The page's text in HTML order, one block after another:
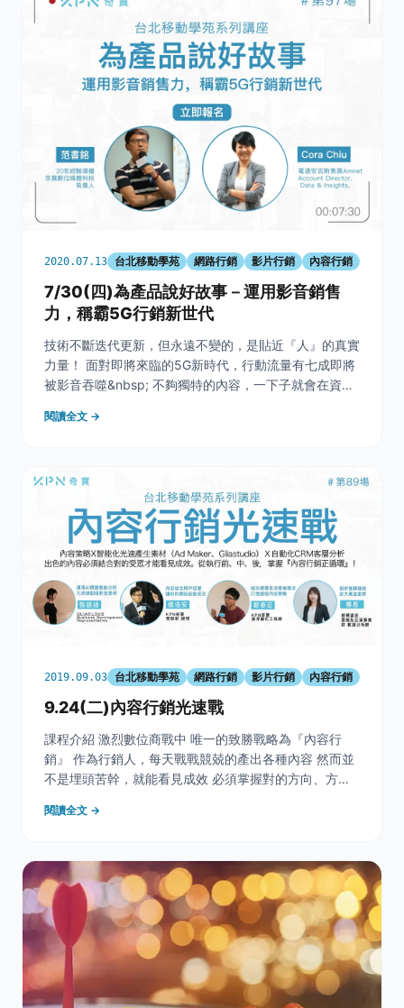
2020.07.13 台北移動學苑 網路行銷 影片行銷 內容行銷
7/30(四)為產品說好故事－運用影音銷售
力，稱霸5G行銷新世代
技術不斷迭代更新，但永遠不變的，是貼近『人』的真實
力量！ 面對即將來臨的5G新時代，行動流量有七成即將
被影音吞噬&nbsp; 不夠獨特的內容，一下子就會在資訊
因此身為注重成效的你，必須懂得用影音為產品說好故
閱讀全文 →
2019.09.03 台北移動學苑 網路行銷 影片行銷 內容行銷
9.24(二)內容行銷光速戰
課程介紹 激烈數位商戰中 唯一的致勝戰略為『內容行
銷』 作為行銷人，每天戰戰競兢的產出各種內容 然而並
不是埋頭苦幹，就能看見成效 必須掌握對的方向、方法
前、中、後 三大面向帶您剖析內容行銷有效方向 立即報
閱讀全文 →